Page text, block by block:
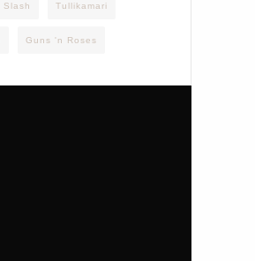
Slash Tullikamari
Guns 'n Roses